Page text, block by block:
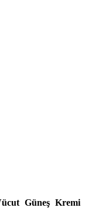
Güneş Kremi